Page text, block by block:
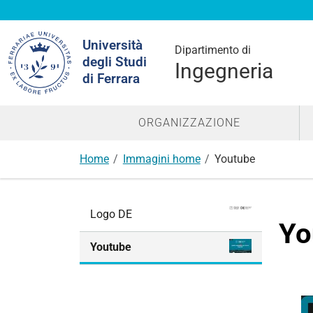
Università
degli Studi
di Ferrara
Dipartimento di
Ingegneria
nel
sito
ORGANIZZAZIONE
Home Immagini home Youtube
Logo DE
Youtube